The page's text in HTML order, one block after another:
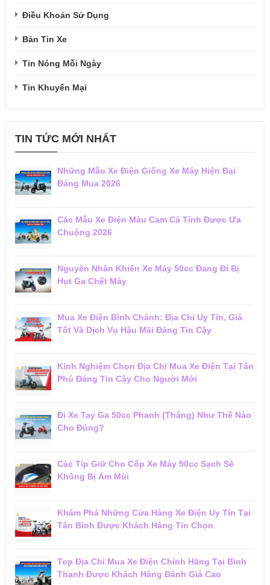
Điều Khoản Sử Dụng
Bản Tin Xe
Tin Nóng Mỗi Ngày
Tin Khuyến Mại
TIN TỨC MỚI NHẤT
Những Mẫu Xe Điện Giống Xe Máy Hiện Đại
Đáng Mua 2026
Các Mẫu Xe Điện Màu Cam Cá Tính Được Ưa
Chuộng 2026
Nguyên Nhân Khiến Xe Máy 50cc Đang Đi Bị
Hụt Ga Chết Máy
Mua Xe Điện Bình Chánh: Địa Chỉ Uy Tín, Giá
Tốt Và Dịch Vụ Hậu Mãi Đáng Tin Cậy
Kinh Nghiệm Chọn Địa Chỉ Mua Xe Điện Tại Tân
Phú Đáng Tin Cậy Cho Người Mới
Đi Xe Tay Ga 50cc Phanh (Thắng) Như Thế Nào
Cho Đúng?
Các Típ Giữ Cho Cốp Xe Máy 50cc Sạch Sẽ
Không Bị Ám Mùi
Khám Phá Những Cửa Hàng Xe Điện Uy Tín Tại
Tân Bình Được Khách Hàng Tin Chọn
Top Địa Chỉ Mua Xe Điện Chính Hãng Tại Bình
Thạnh Được Khách Hàng Đánh Giá Cao